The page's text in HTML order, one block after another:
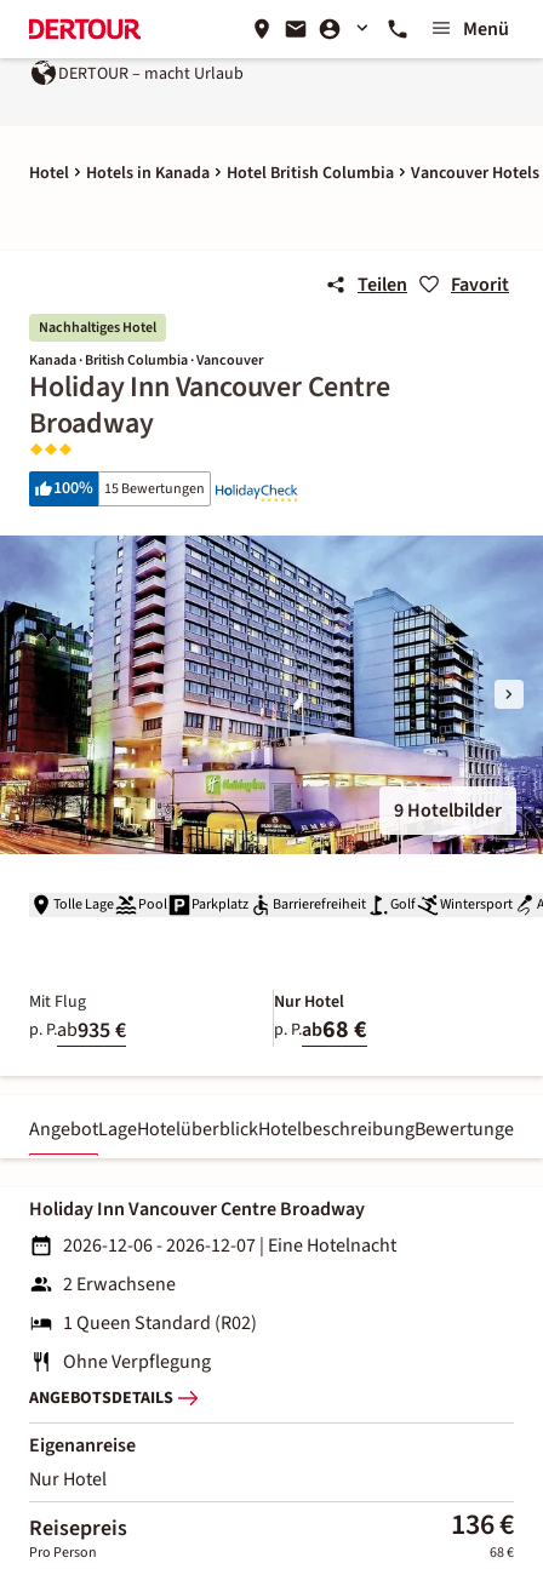
Menü
DERTOUR – macht Urlaub
Hotel Hotels in Kanada Hotel British Columbia Vancouver Hotels
Teilen Favorit
Nachhaltiges Hotel
Kanada · British Columbia · Vancouver
Holiday Inn Vancouver Centre
Broadway
100% 15 Bewertungen
9 Hotelbilder
Tolle Lage Pool Parkplatz Barrierefreiheit Golf Wintersport
Mit Flug
p. P.ab935 €
Nur Hotel
p. P.ab68 €
AngebotLageHotelüberblickHotelbeschreibungBewertungen
Holiday Inn Vancouver Centre Broadway
2026-12-06 - 2026-12-07| Eine Hotelnacht
2 Erwachsene
1 Queen Standard (R02)
Ohne Verpflegung
ANGEBOTSDETAILS
Eigenanreise
Nur Hotel
Reisepreis 136 €
Pro Person 68 €